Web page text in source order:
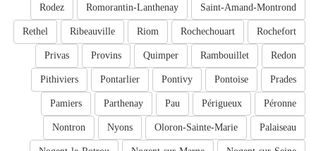
Saint-Amand-Montrond
Romorantin-Lanthenay
Rodez
Rochefort
Rochechouart
Riom
Ribeauville
Rethel
Redon
Rambouillet
Quimper
Provins
Privas
Prades
Pontoise
Pontivy
Pontarlier
Pithiviers
Péronne
Périgueux
Pau
Parthenay
Pamiers
Palaiseau
Oloron-Sainte-Marie
Nyons
Nontron